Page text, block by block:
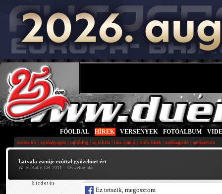
FŐOLDAL HÍREK VERSENYEK FOTÓALBUM
összes hír| sajtóanyagok | sajtóblog | sajtólista | link ajánló | autós hírek | médiaajánló | autószektor
Latvala zsenije ezúttal győzelmet ért
Wales Rally GB 2011 – Összefoglaló
h i r d e t é s
Ez tetszik, megosztom